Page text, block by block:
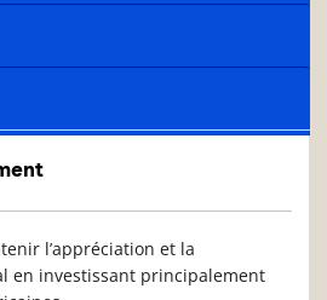
l’appréciation et la
en investissant principalement